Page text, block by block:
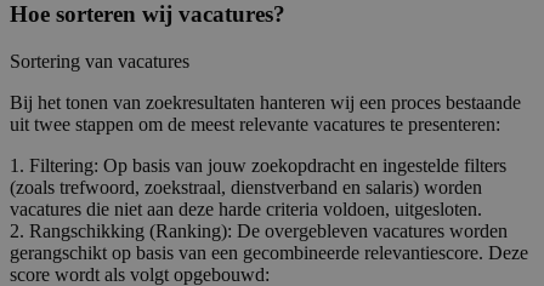
Hoe sorteren wij vacatures?
Sortering van vacatures
Bij het tonen van zoekresultaten hanteren wij een proces bestaande
uit twee stappen om de meest relevante vacatures te presenteren:
1. Filtering: Op basis van jouw zoekopdracht en ingestelde filters
(zoals trefwoord, zoekstraal, dienstverband en salaris) worden
vacatures die niet aan deze harde criteria voldoen, uitgesloten.
2. Rangschikking (Ranking): De overgebleven vacatures worden
gerangschikt op basis van een gecombineerde relevantiescore. Deze
score wordt als volgt opgebouwd: